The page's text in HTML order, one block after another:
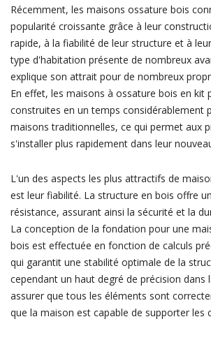
Récemment, les maisons ossature bois
popularité croissante grâce à leur
rapide, à la fiabilité de leur structure et à
type d'habitation présente de nombreux
explique son attrait pour de nombreux
En effet, les maisons à ossature bois en kit
construites en un temps considérablement
maisons traditionnelles, ce qui permet aux
s'installer plus rapidement dans leur
L'un des aspects les plus attractifs de
est leur fiabilité. La structure en bois offre
résistance, assurant ainsi la sécurité et la
La conception de la fondation pour une
bois est effectuée en fonction de calculs
qui garantit une stabilité optimale de la
cependant un haut degré de précision
assurer que tous les éléments sont
que la maison est capable de supporter les